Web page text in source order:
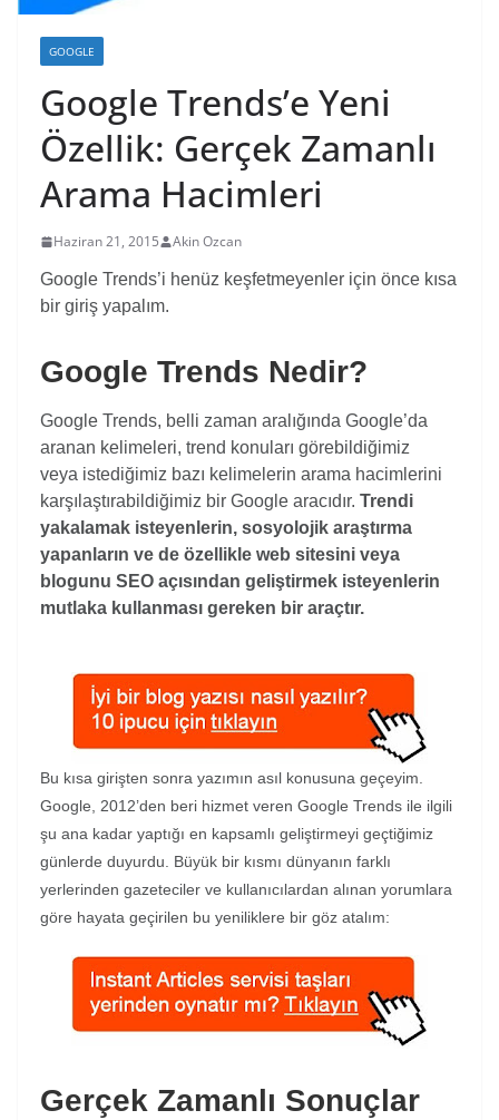
GOOGLE
Google Trends’e Yeni
Özellik: Gerçek Zamanlı
Arama Hacimleri
Haziran 21, 2015
Akin Ozcan
Google Trends’i henüz keşfetmeyenler için önce kısa
bir giriş yapalım.
Google Trends Nedir?
Google Trends, belli zaman aralığında Google’da
aranan kelimeleri, trend konuları görebildiğimiz
veya istediğimiz bazı kelimelerin arama hacimlerini
karşılaştırabildiğimiz bir Google aracıdır. Trendi
yakalamak isteyenlerin, sosyolojik araştırma
yapanların ve de özellikle web sitesini veya
blogunu SEO açısından geliştirmek isteyenlerin
mutlaka kullanması gereken bir araçtır.
Bu kısa girişten sonra yazımın asıl konusuna geçeyim.
Google, 2012’den beri hizmet veren Google Trends ile ilgili
şu ana kadar yaptığı en kapsamlı geliştirmeyi geçtiğimiz
günlerde duyurdu. Büyük bir kısmı dünyanın farklı
yerlerinden gazeteciler ve kullanıcılardan alınan yorumlara
göre hayata geçirilen bu yeniliklere bir göz atalım:
Gerçek Zamanlı Sonuçlar